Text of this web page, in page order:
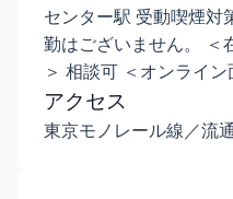
センター駅 受動喫煙対
勤はございません。 ＜
＞ 相談可 ＜オンライ
アクセス
東京モノレール線／流